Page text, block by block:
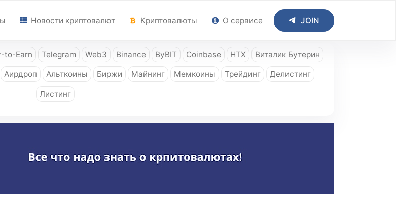
Новости криптовалют Криптовалюты О сервисе JOIN
to-Earn Telegram Web3 Binance ByBIT Coinbase HTX Виталик Бутерин
Аирдроп Альткоины Биржи Майнинг Мемкоины Трейдинг Делистинг
Листинг